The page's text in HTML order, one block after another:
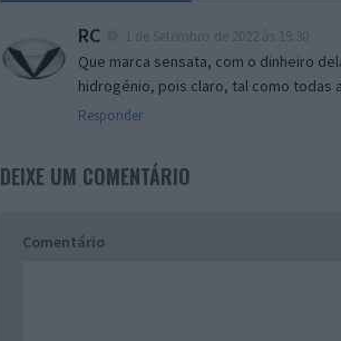
RC
Que marca sensata, com o dinheiro
hidrogénio, pois claro, tal como todas
Responder
DEIXE UM COMENTÁRIO
Comentário